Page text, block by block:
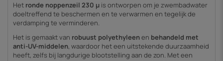
Het ronde noppenzeil 230 µ is ontworpen om je zwembadwater
doeltreffend te beschermen en te verwarmen en tegelijk de
verdamping te verminderen.
Het is gemaakt van robuust polyethyleenen behandeld met
anti-UV-middelen, waardoor het een uitstekende duurzaamheid
heeft, zelfs bij langdurige blootstelling aan de zon. Met een